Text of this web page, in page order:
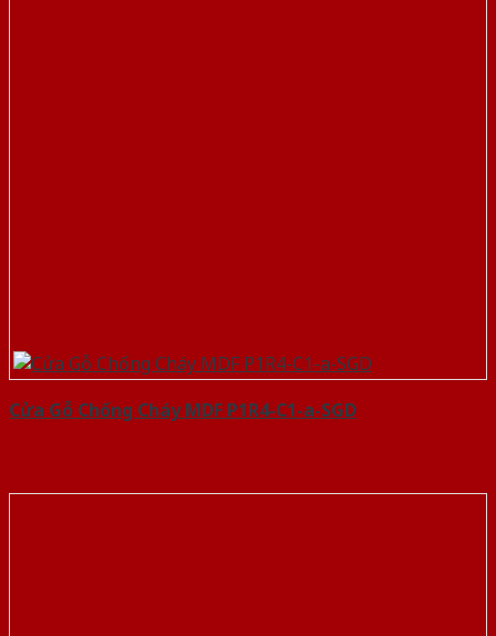
Cửa Gỗ Chống Cháy MDF P1R4-C1-a-SGD